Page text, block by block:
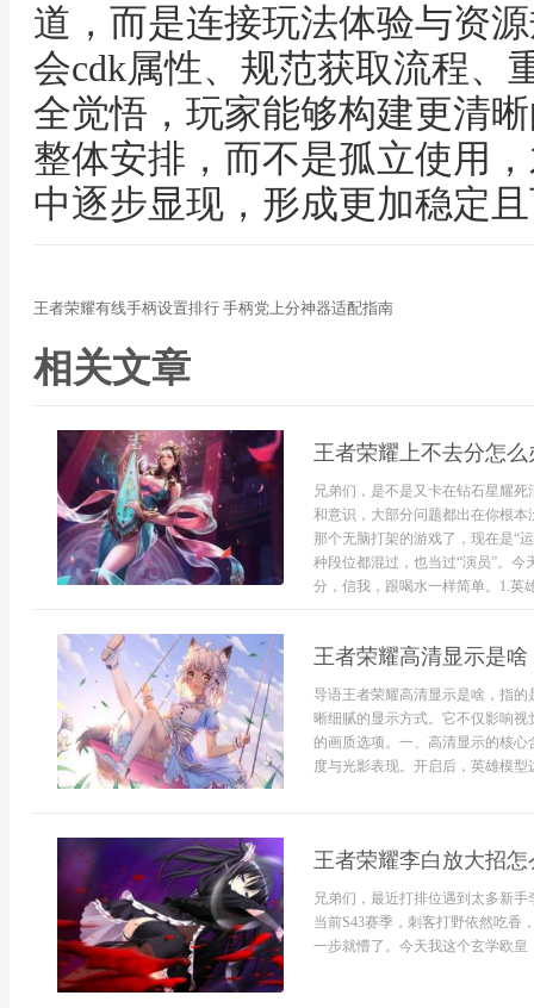
道，而是连接玩法体验与资
会cdk属性、规范获取流程、
全觉悟，玩家能够构建更清
整体安排，而不是孤立使用
中逐步显现，形成更加稳定
王者荣耀有线手柄设置排行 手柄党上分神器适配指南
相关文章
王者荣耀上不去分怎
兄弟们，是不是又卡在钻石星耀
和意识，大部分问题都出在你根
那个无脑打架的游戏了，现在是“
种段位都混过，也当过“演员”。
分，信我，跟喝水一样简单。1.英
王者荣耀高清显示是啥
导语王者荣耀高清显示是啥，指
晰细腻的显示方式。它不仅影响
的画质选项。一、高清显示的核
度与光影表现。开启后，英雄模
王者荣耀李白放大招
兄弟们，最近打排位遇到太多新
当前S43赛季，刺客打野依然吃香
一步就懵了。今天我这个玄学欧皇